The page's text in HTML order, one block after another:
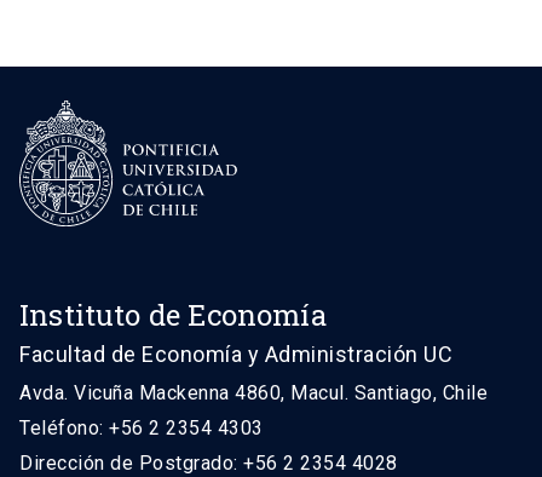
Instituto de Economía
Facultad de Economía y Administración UC
Avda. Vicuña Mackenna 4860, Macul. Santiago, Chile
Teléfono: +56 2 2354 4303
Dirección de Postgrado: +56 2 2354 4028